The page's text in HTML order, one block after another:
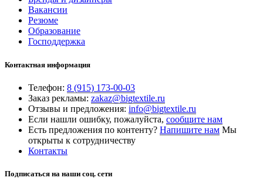
Вакансии
Резюме
Образование
Господдержка
Контактная информация
Телефон: 8 (915) 173-00-03
Заказ рекламы: zakaz@bigtextile.ru
Отзывы и предложения: info@bigtextile.ru
Если нашли ошибку, пожалуйста, сообщите нам
Есть предложения по контенту? Напишите нам Мы
открыты к сотрудничеству
Контакты
Подписаться на наши соц. сети